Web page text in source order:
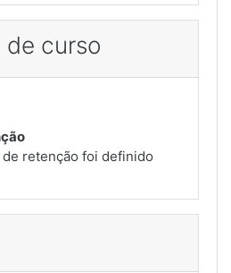
de curso
retenção foi definido